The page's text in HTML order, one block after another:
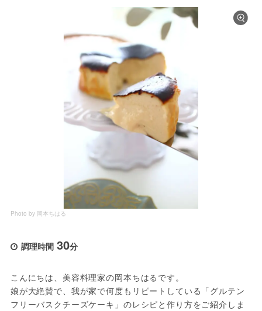
Photo by 岡本ちはる
調理時間 30分
こんにちは、美容料理家の岡本ちはるです。
娘が大絶賛で、我が家で何度もリピートしている「グルテン
フリーバスクチーズケーキ」のレシピと作り方をご紹介しま